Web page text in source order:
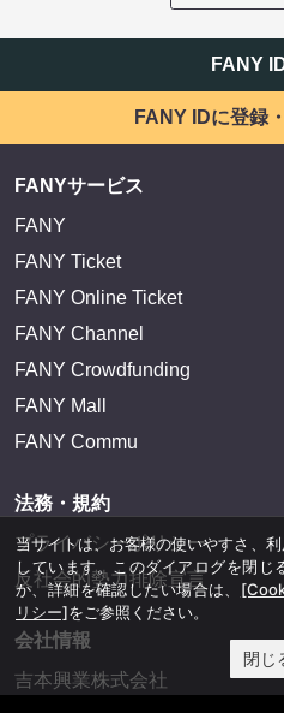
FANY
FANY IDに登録
FANYサービス
FANY
FANY Ticket
FANY Online Ticket
FANY Channel
FANY Crowdfunding
FANY Mall
FANY Commu
法務・規約
プライバシーポリシー
反社会的勢力排除宣言
会社情報
吉本興業株式会社
当サイトは、お客様の使いやすさ、
しています。このダイアログを閉
か、詳細を確認したい場合は、
リシー]をご参照ください。
閉じ